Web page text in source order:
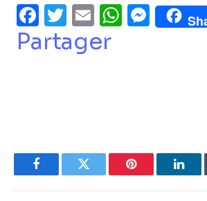
Facebook
Twitter
Email
Partager
FacebookTwitter Pinterest